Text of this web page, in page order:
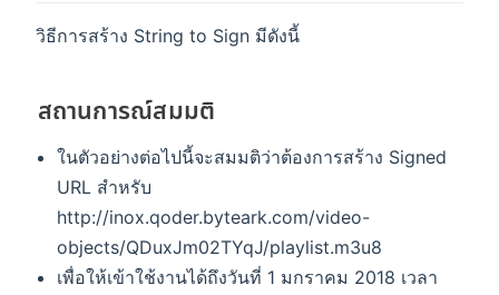
วิธีการสร้าง String to Sign มีดังนี้
สถานการณ์สมมติ
ในตัวอย่างต่อไปนี้จะสมมติว่าต้องการสร้าง Signed
URL สำหรับ
http://inox.qoder.byteark.com/video-
objects/QDuxJm02TYqJ/playlist.m3u8
เพื่อให้เข้าใช้งานได้ถึงวันที่ 1 มกราคม 2018 เวลา